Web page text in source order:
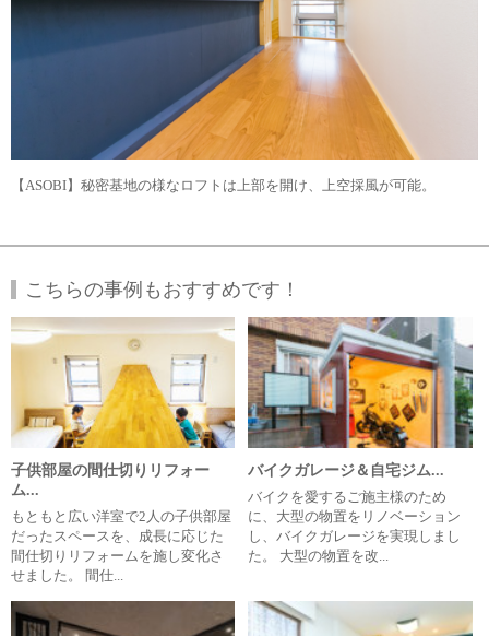
【ASOBI】秘密基地の様なロフトは上部を開け、上空採風が可能。
こちらの事例もおすすめです！
子供部屋の間仕切りリフォー
ム...
もともと広い洋室で2人の子供部屋
だったスペースを、成長に応じた
間仕切りリフォームを施し変化さ
せました。 間仕...
バイクガレージ＆自宅ジム...
バイクを愛するご施主様のため
に、大型の物置をリノベーション
し、バイクガレージを実現しまし
た。 大型の物置を改...